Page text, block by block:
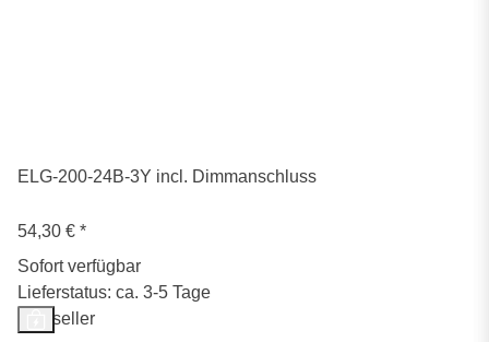
ELG-200-24B-3Y incl. Dimmanschluss
54,30 € *
Sofort verfügbar
Lieferstatus: ca. 3-5 Tage
Bestseller